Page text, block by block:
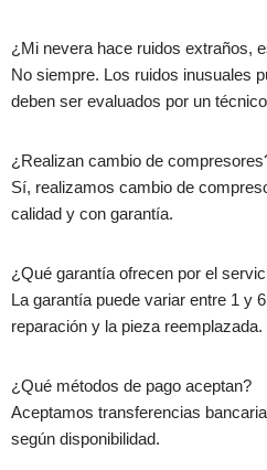
¿Mi nevera hace ruidos extraños,
No siempre. Los ruidos inusuales
deben ser evaluados por un
¿Realizan cambio de
Sí, realizamos cambio de
calidad y con garantía.
¿Qué garantía ofrecen por el
La garantía puede variar entre 1 y
reparación y la pieza reemplazada.
¿Qué métodos de pago aceptan?
Aceptamos transferencias
según disponibilidad.